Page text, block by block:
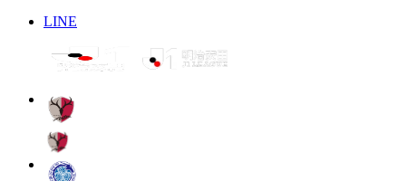
LINE